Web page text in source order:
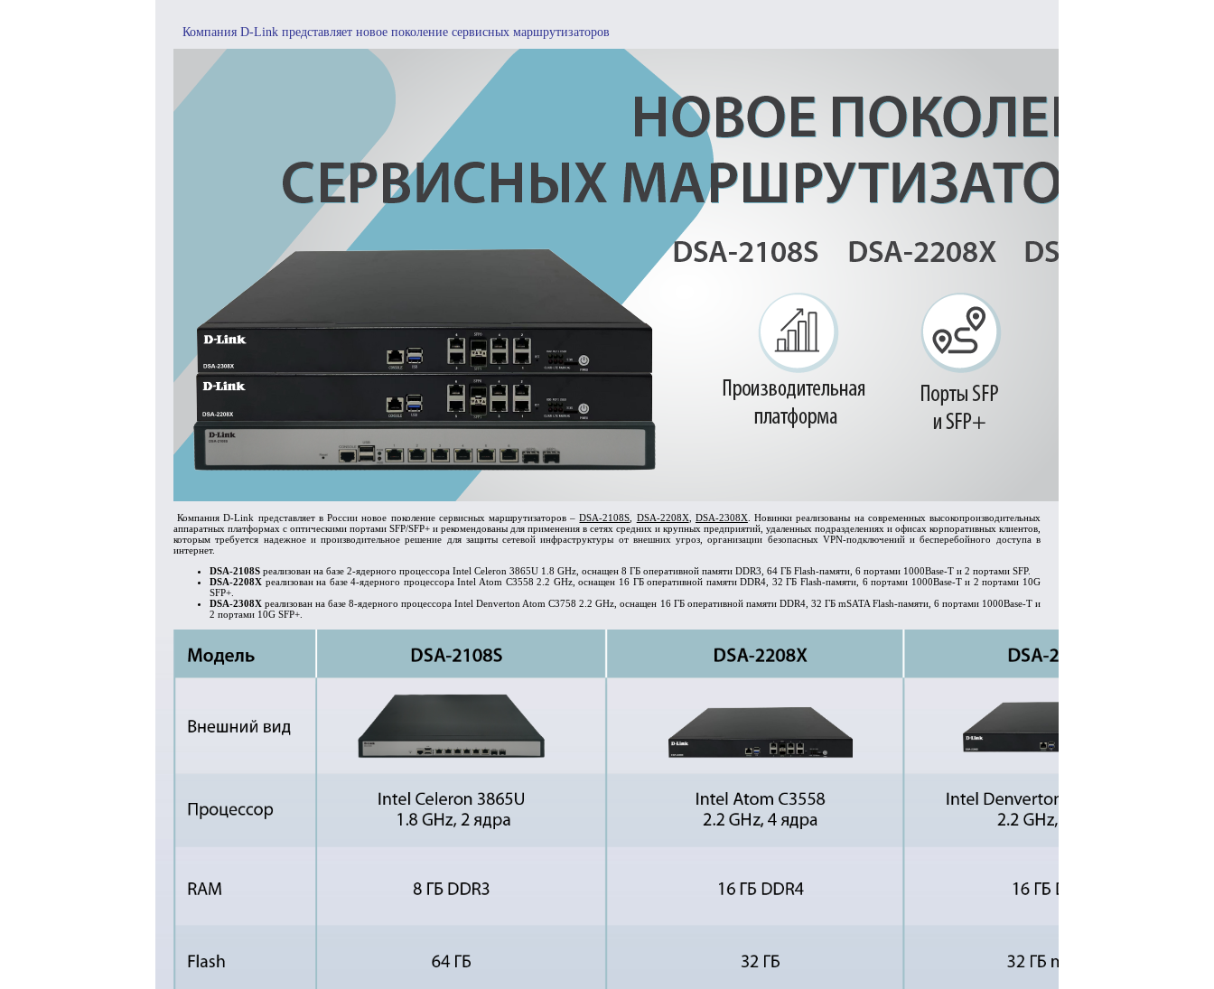
Компания D-Link представляет новое поколение сервисных маршрутизаторов
Компания D-Link представляет в России новое поколение сервисных маршрутизаторов –DSA-2108S DSA-2208X DSA-2308X . Новинки реализованы на современных высокопроизводительных
аппаратных платформах с оптическими портами SFP/SFP+ и рекомендованы для применения в сетях средних и крупных предприятий, удаленных подразделениях и офисах корпоративных клиентов,
которым требуется надежное и производительное решение для защиты сетевой инфраструктуры от внешних угроз, организации безопасных VPN-подключений и бесперебойного доступа в
интернет.
DSA-2108S реализован на базе 2-ядерного процессора Intel Celeron 3865U 1.8 GHz, оснащен 8 ГБ оперативной памяти DDR3, 64 ГБ Flash-памяти, 6 портами 1000Base-T и 2 портами SFP.
DSA-2208X реализован на базе 4-ядерного процессора Intel Atom C3558 2.2 GHz, оснащен 16 ГБ оперативной памяти DDR4, 32 ГБ Flash-памяти, 6 портами 1000Base-T и 2 портами 10G
SFP+.
DSA-2308X реализован на базе 8-ядерного процессора Intel Denverton Atom C3758 2.2 GHz, оснащен 16 ГБ оперативной памяти DDR4, 32 ГБ mSATA Flash-памяти, 6 портами 1000Base-T и
2 портами 10G SFP+.